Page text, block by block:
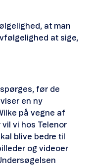
at man
at sige,
før de
en ny
på vegne af
vil vi hos Telenor
blive bedre til
og videoer